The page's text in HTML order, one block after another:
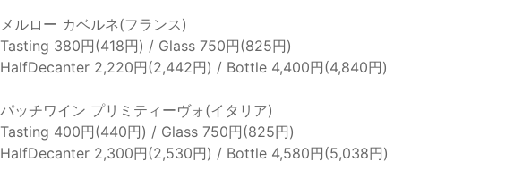
メルロー カベルネ(フランス)
Tasting 380円(418円) / Glass 750円(825円)
HalfDecanter 2,220円(2,442円) / Bottle 4,400円(4,840円)
パッチワイン プリミティーヴォ(イタリア)
Tasting 400円(440円) / Glass 750円(825円)
HalfDecanter 2,300円(2,530円) / Bottle 4,580円(5,038円)